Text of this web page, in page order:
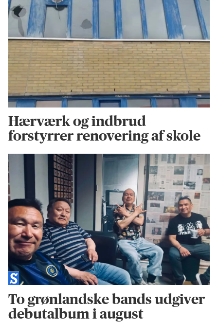
Hærværk og indbrud
forstyrrer renovering af skole
To grønlandske bands udgiver
debutalbum i august